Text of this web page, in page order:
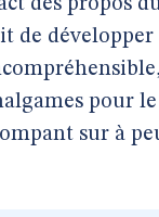
des propos
de
pour le
sur à